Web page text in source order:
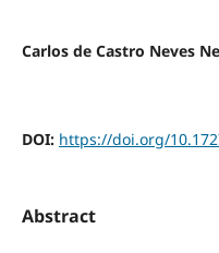
Carlos de Castro Neves
DOI: https://doi.org/
Abstract